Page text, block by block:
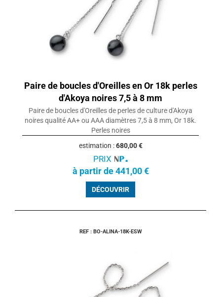
Paire de boucles d'Oreilles en Or 18k perles
d'Akoya noires 7,5 à 8 mm
Paire de boucles d'Oreilles de perles de culture d'Akoya
noires qualité AA+ ou AAA diamètres 7,5 à 8 mm, Or 18k.
Perles noires
estimation :680,00 €
PRIX
à partir de 441,00 €
DÉCOUVRIR
REF : BO-ALINA-18K-ESW